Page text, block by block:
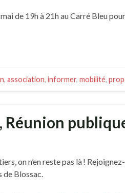
de 19h à 21h au Carré Bleu
, association, informer, mobilité,
Réunion
on n’en reste pas là !
de Blossac.